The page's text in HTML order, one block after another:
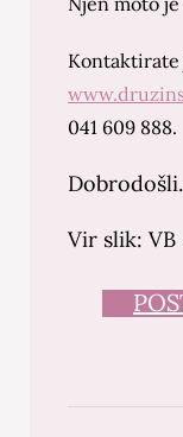
Kontaktirate
041 609 888.
Dobrodošli.
Vir slik: